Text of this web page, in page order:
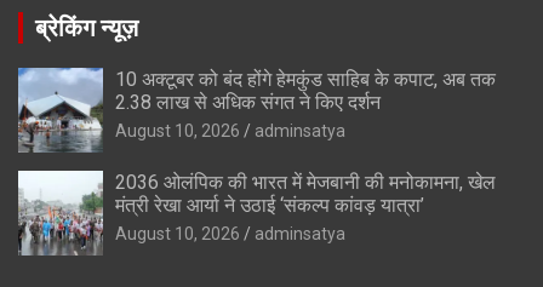
ब्रेकिंग न्यूज़
10 अक्टूबर को बंद होंगे हेमकुंड साहिब के कपाट, अब तक
2.38 लाख से अधिक संगत ने किए दर्शन
August 10, 2026 adminsatya
2036 ओलंपिक की भारत में मेजबानी की मनोकामना, खेल
मंत्री रेखा आर्या ने उठाई ‘संकल्प कांवड़ यात्रा’
August 10, 2026 adminsatya